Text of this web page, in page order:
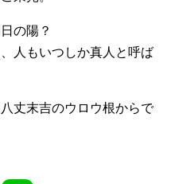
の陽？
人もいつしか真人と呼ば
丈末吉のウロウ根からで